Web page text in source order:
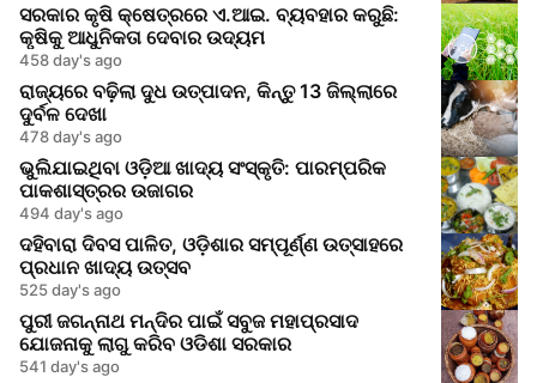
ସରକାର କୃଷି କ୍ଷେତ୍ରରେ ଏ.ଆଇ. ବ୍ୟବହାର କରୁଛି:
କୃଷିକୁ ଆଧୁନିକତା ଦେବାର ଉଦ୍ୟମ
458 day's ago
ରାଜ୍ୟରେ ବଢ଼ିଲା ଦୁଧ ଉତ୍ପାଦନ, କିନ୍ତୁ 13 ଜିଲ୍ଲାରେ
ଦୁର୍ବଳ ଦେଖା
478 day's ago
ଭୁଲିଯାଇଥିବା ଓଡ଼ିଆ ଖାଦ୍ୟ ସଂସ୍କୃତି: ପାରମ୍ପରିକ
ପାକଶାସ୍ତ୍ରର ଉଜାଗର
494 day's ago
ଦହିବାରା ଦିବସ ପାଳିତ, ଓଡ଼ିଶାର ସମ୍ପୂର୍ଣ୍ଣ ଉତ୍ସାହରେ
ପ୍ରଧାନ ଖାଦ୍ୟ ଉତ୍ସବ
525 day's ago
ପୁରୀ ଜଗନ୍ନାଥ ମନ୍ଦିର ପାଇଁ ସବୁଜ ମହାପ୍ରସାଦ
ଯୋଜନାକୁ ଲାଗୁ କରିବ ଓଡିଶା ସରକାର
541 day's ago